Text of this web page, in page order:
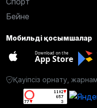
Бейне
Мобильді қосымшалар
Download on the
App Store
Қауіпсіз орнату,